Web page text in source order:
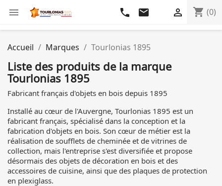
 shopping_cart (0)

phone email
Accueil Marques Tourlonias 1895
Liste des produits de la marque
Tourlonias 1895
Fabricant français d'objets en bois depuis 1895
Installé au cœur de l'Auvergne, Tourlonias 1895 est un
fabricant français, spécialisé dans la conception et la
fabrication d'objets en bois. Son cœur de métier est la
réalisation de soufflets de cheminée et de vitrines de
collection, mais l'entreprise s'est diversifiée et propose
désormais des objets de décoration en bois et des
accessoires de cuisine, ainsi que des plaques de protection
en plexiglass.